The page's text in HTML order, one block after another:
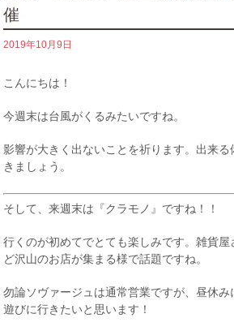
催
2019年10月9日
こんにちは！
今週末は台風がくるみたいですね。
影響が大きく出ないことを祈ります。出来
きましょう。
そして、来週末は『クラモノ』ですね！！
行くのが初めてでとても楽しみです。雑貨
ど沢山のお店が集まる様で話題ですね。
勿論ソヴァージュは通常営業ですが、昼休
遊びに行きたいと思います！